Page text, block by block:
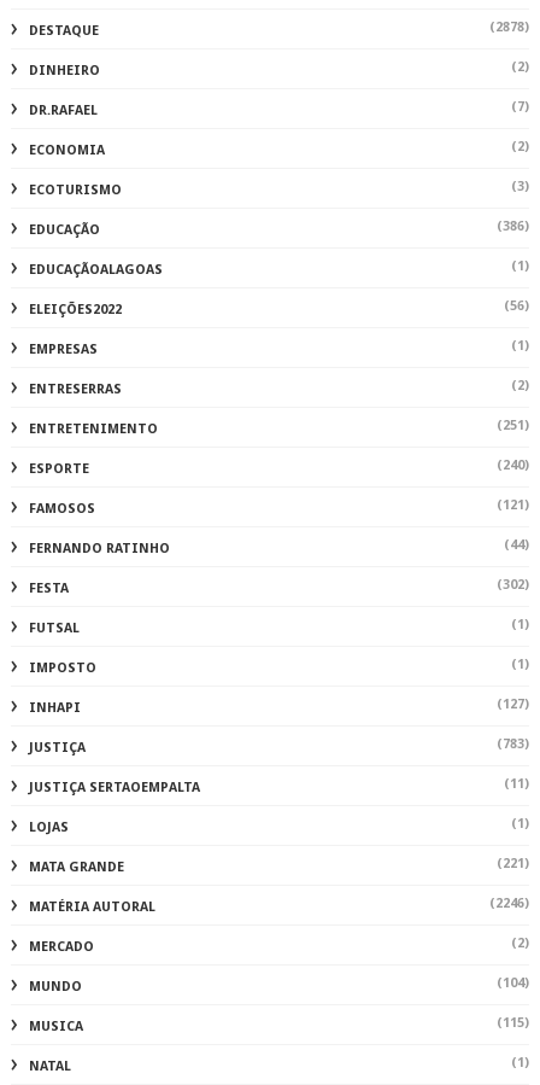
DESTAQUE (2878)
DINHEIRO (2)
DR.RAFAEL (7)
ECONOMIA (2)
ECOTURISMO (3)
EDUCAÇÃO (386)
EDUCAÇÃOALAGOAS (1)
ELEIÇÕES2022 (56)
EMPRESAS (1)
ENTRESERRAS (2)
ENTRETENIMENTO (251)
ESPORTE (240)
FAMOSOS (121)
FERNANDO RATINHO (44)
FESTA (302)
FUTSAL (1)
IMPOSTO (1)
INHAPI (127)
JUSTIÇA (783)
JUSTIÇA SERTAOEMPALTA (11)
LOJAS (1)
MATA GRANDE (221)
MATÉRIA AUTORAL (2246)
MERCADO (2)
MUNDO (104)
MUSICA (115)
NATAL (1)